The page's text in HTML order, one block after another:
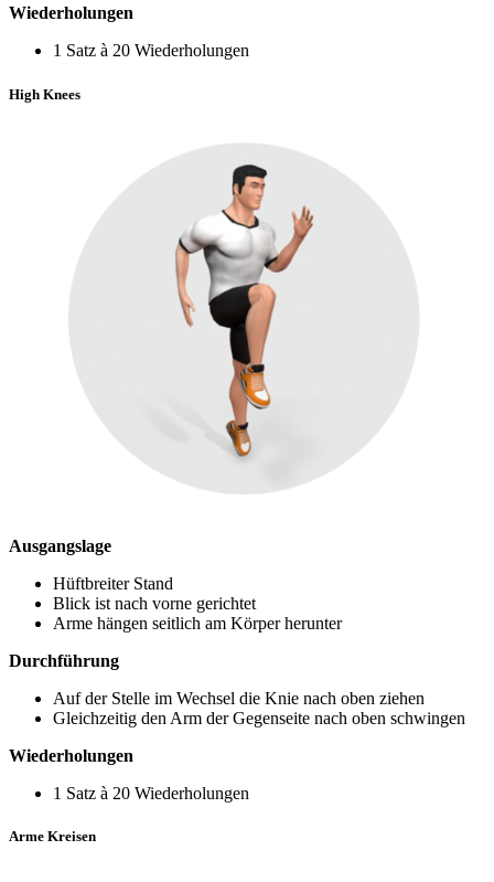
Wiederholungen
1 Satz à 20 Wiederholungen
High Knees
Ausgangslage
Hüftbreiter Stand
Blick ist nach vorne gerichtet
Arme hängen seitlich am Körper herunter
Durchführung
Auf der Stelle im Wechsel die Knie nach oben ziehen
Gleichzeitig den Arm der Gegenseite nach oben schwingen
Wiederholungen
1 Satz à 20 Wiederholungen
Arme Kreisen